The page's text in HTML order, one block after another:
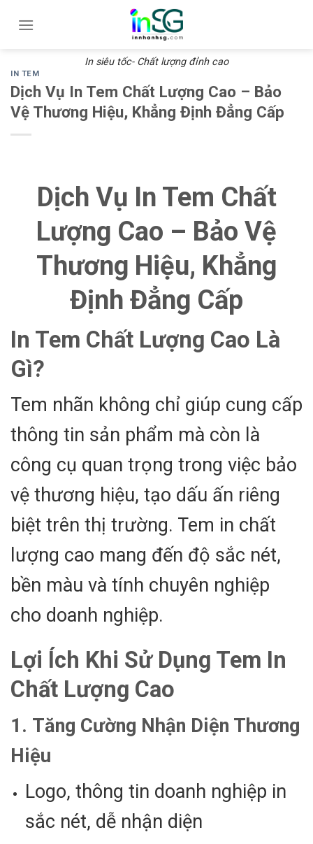
In siêu tốc- Chất lượng đỉnh cao
IN TEM
Dịch Vụ In Tem Chất Lượng Cao – Bảo
Vệ Thương Hiệu, Khẳng Định Đẳng Cấp
Dịch Vụ In Tem Chất
Lượng Cao – Bảo Vệ
Thương Hiệu, Khẳng
Định Đẳng Cấp
In Tem Chất Lượng Cao Là
Gì?
Tem nhãn không chỉ giúp cung cấp
thông tin sản phẩm mà còn là
công cụ quan trọng trong việc bảo
vệ thương hiệu, tạo dấu ấn riêng
biệt trên thị trường. Tem in chất
lượng cao mang đến độ sắc nét,
bền màu và tính chuyên nghiệp
cho doanh nghiệp.
Lợi Ích Khi Sử Dụng Tem In
Chất Lượng Cao
1. Tăng Cường Nhận Diện Thương
Hiệu
Logo, thông tin doanh nghiệp in
sắc nét, dễ nhận diện